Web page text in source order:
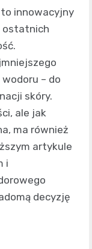
innowacyjny
ostatnich
– do
skóry.
ale jak
ma również
artykule
i
decyzję